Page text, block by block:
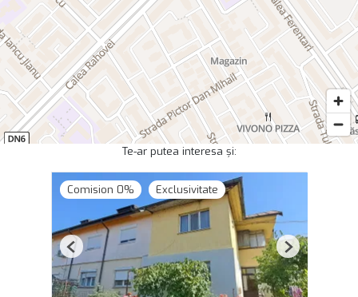
Te-ar putea interesa și:
Comision 0% Exclusivitate
Previous Next